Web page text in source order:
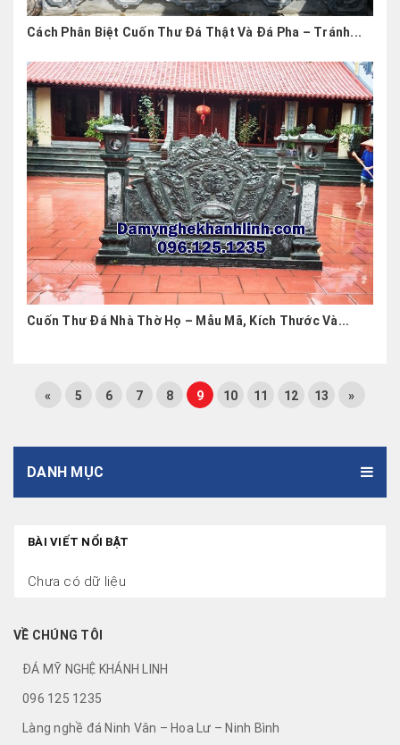
Cách Phân Biệt Cuốn Thư Đá Thật Và Đá Pha – Tránh...
Cuốn Thư Đá Nhà Thờ Họ – Mẫu Mã, Kích Thước Và...
« 5 6 7 8 9 10 11 12 13 »
DANH MỤC
BÀI VIẾT NỔI BẬT
Chưa có dữ liệu
VỀ CHÚNG TÔI
ĐÁ MỸ NGHỆ KHÁNH LINH
096 125 1235
Làng nghề đá Ninh Vân – Hoa Lư – Ninh Bình